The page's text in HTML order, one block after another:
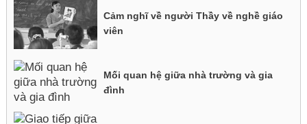
Cảm nghĩ về người Thầy về nghề giáo
viên
Mối quan hệ giữa nhà trường và gia
đình